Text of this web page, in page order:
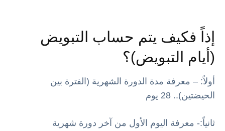
إذاً فكيف يتم حساب التبويض
(أيام التبويض)؟
أولاً: – معرفة مدة الدورة الشهرية (الفترة بين
الحيضتين).. 28 يوم
ثانياً:- معرفة اليوم الأول من آخر دورة شهرية